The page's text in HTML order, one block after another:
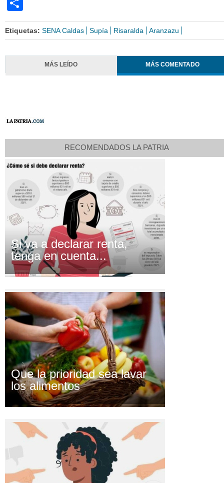
Etiquetas: SENA Caldas Supía Risaralda Aranzazu
MÁS LEÍDO MÁS COMENTADO
RECOMENDADOS LA PATRIA
Si va a declarar renta,
tenga en cuenta...
Que la prioridad sea lavar
los alimentos